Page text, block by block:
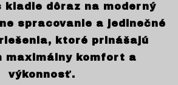
kladie dôraz na moderný
spracovanie a jedinečné
ktoré prinášajú
maximálny komfort a
výkonnosť.